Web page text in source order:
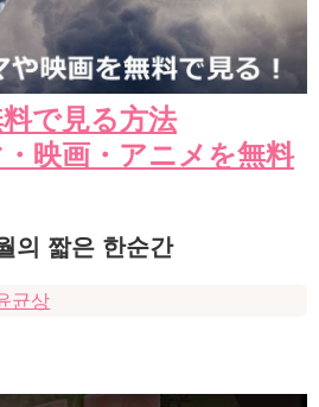
で見る方法
映画・アニメを無料
의 짧은 한순간
균상